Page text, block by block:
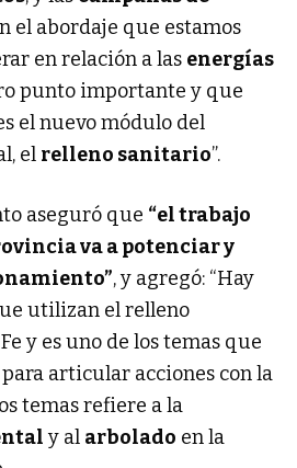
el abordaje que estamos
en relación a las energías
punto importante y que
el nuevo módulo del
el relleno sanitario”.
aseguró que “el trabajo
va a potenciar y
, y agregó: “Hay
utilizan el relleno
y es uno de los temas que
articular acciones con la
temas refiere a la
y al arbolado en la